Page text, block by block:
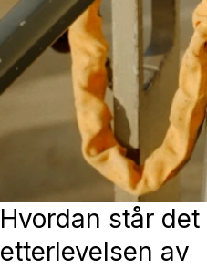
Hvordan står
etterlevelsen av